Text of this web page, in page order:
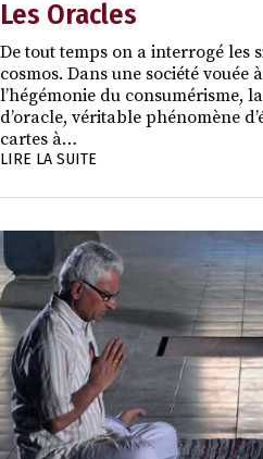
Les Oracles
De tout temps on a interrogé les
cosmos. Dans une société
l’hégémonie du consumérisme,
d’oracle, véritable phénomène
cartes à…
LIRE LA SUITE